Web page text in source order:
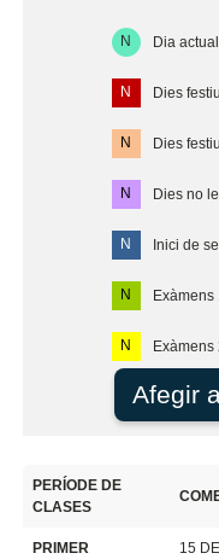
N Dia actual
N Dies
N Dies
N Dies no
N Inici de
N
N
Afegir
PERÍODE DE
CLASES
PRIMER
15